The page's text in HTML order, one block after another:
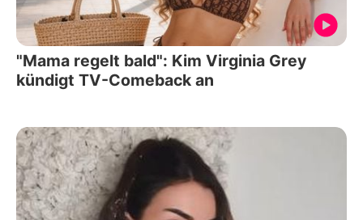
"Mama regelt bald": Kim Virginia Grey
kündigt TV-Comeback an